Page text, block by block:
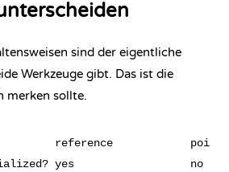
sind der eigentliche
Werkzeuge gibt. Das ist die
merken sollte.
reference
yes                  no (but